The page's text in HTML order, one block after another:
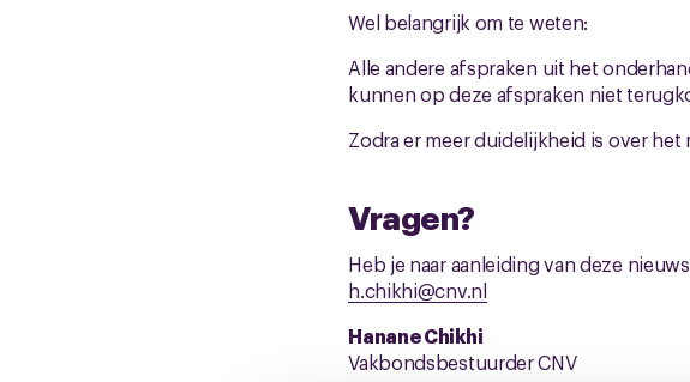
Wel belangrijk om te weten:
Alle andere afspraken uit het
kunnen op deze afspraken niet
Zodra er meer duidelijkheid is over
Vragen?
Heb je naar aanleiding van deze
h.chikhi@cnv.nl
Hanane Chikhi
Vakbondsbestuurder CNV